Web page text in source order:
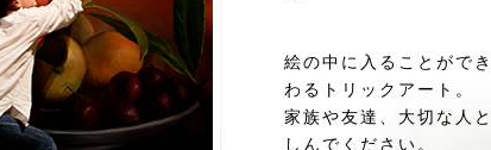
絵の中に入ることがで
わるトリックアート。
家族や友達、大切な人
しんでください。